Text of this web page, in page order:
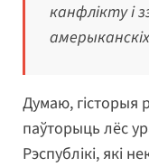
канфлікту і
Думаю, гісторыя
паўторыць лёс
Рэспублікі, які